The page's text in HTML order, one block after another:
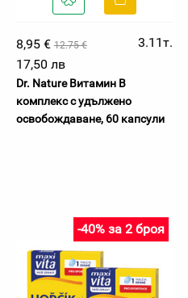
8,95 € 12.75 €
3.11т.
17,50 лв
Dr. Nature Витамин B
комплекс с удължено
освобождаване, 60 капсули
-40% за 2 броя